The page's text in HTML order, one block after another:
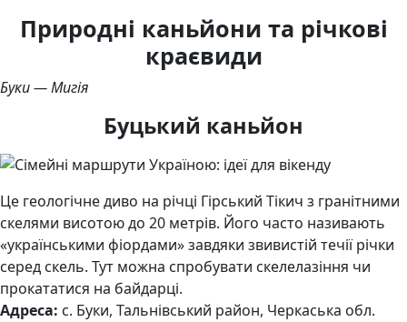
Природні каньйони та річкові
краєвиди
Буки — Мигія
Буцький каньйон
Це геологічне диво на річці Гірський Тікич з гранітними
скелями висотою до 20 метрів. Його часто називають
«українськими фіордами» завдяки звивистій течії річки
серед скель. Тут можна спробувати скелелазіння чи
прокататися на байдарці.
Адреса: с. Буки, Тальнівський район, Черкаська обл.